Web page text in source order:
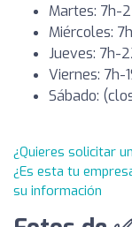
Martes: 7h-
Miércoles:
Jueves: 7h-
Viernes: 7h-
Sábado:
¿Quieres solicitar
¿Es esta tu
su información